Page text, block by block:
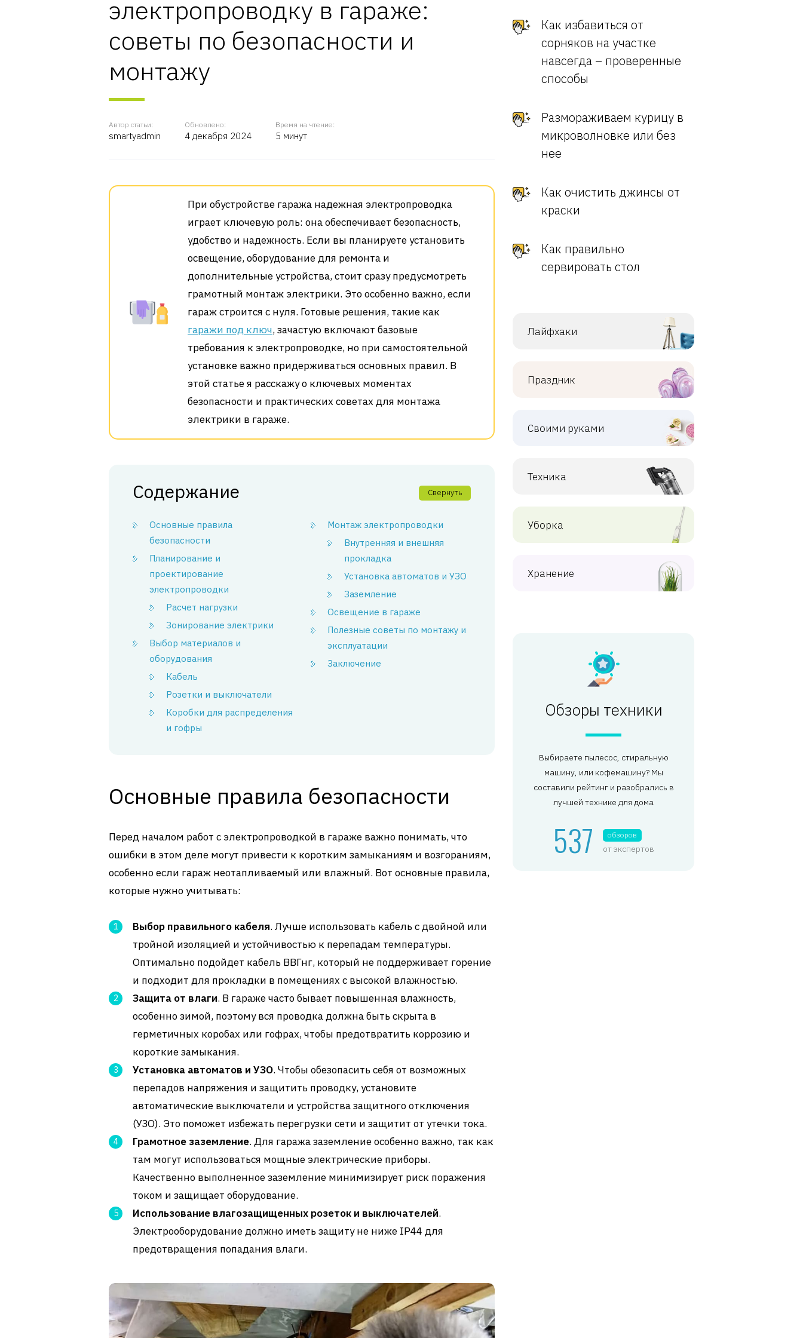
электропроводку в гараже:
советы по безопасности и
монтажу
Автор статьи:
smartyadmin
Обновлено:
4 декабря 2024
Время на чтение:
5 минут
При обустройстве гаража надежная электропроводка
играет ключевую роль: она обеспечивает безопасность,
удобство и надежность. Если вы планируете установить
освещение, оборудование для ремонта и
дополнительные устройства, стоит сразу предусмотреть
грамотный монтаж электрики. Это особенно важно, если
гараж строится с нуля. Готовые решения, такие как
гаражи под ключ, зачастую включают базовые
требования к электропроводке, но при самостоятельной
установке важно придерживаться основных правил. В
этой статье я расскажу о ключевых моментах
безопасности и практических советах для монтажа
электрики в гараже.
Содержание Свернуть
Основные правила
безопасности
Планирование и
проектирование
электропроводки
Расчет нагрузки
Зонирование электрики
Выбор материалов и
оборудования
Кабель
Розетки и выключатели
Коробки для распределения
и гофры
Монтаж электропроводки
Внутренняя и внешняя
прокладка
Установка автоматов и УЗО
Заземление
Освещение в гараже
Полезные советы по монтажу и
эксплуатации
Заключение
Основные правила безопасности
Перед началом работ с электропроводкой в гараже важно понимать, что
ошибки в этом деле могут привести к коротким замыканиям и возгораниям,
особенно если гараж неотапливаемый или влажный. Вот основные правила,
которые нужно учитывать:
Выбор правильного кабеля. Лучше использовать кабель с двойной или
тройной изоляцией и устойчивостью к перепадам температуры.
Оптимально подойдет кабель ВВГнг, который не поддерживает горение
и подходит для прокладки в помещениях с высокой влажностью.
Защита от влаги. В гараже часто бывает повышенная влажность,
особенно зимой, поэтому вся проводка должна быть скрыта в
герметичных коробах или гофрах, чтобы предотвратить коррозию и
короткие замыкания.
Установка автоматов и УЗО. Чтобы обезопасить себя от возможных
перепадов напряжения и защитить проводку, установите
автоматические выключатели и устройства защитного отключения
(УЗО). Это поможет избежать перегрузки сети и защитит от утечки тока.
Грамотное заземление. Для гаража заземление особенно важно, так как
там могут использоваться мощные электрические приборы.
Качественно выполненное заземление минимизирует риск поражения
током и защищает оборудование.
Использование влагозащищенных розеток и выключателей.
Электрооборудование должно иметь защиту не ниже IP44 для
предотвращения попадания влаги.
Как избавиться от
сорняков на участке
навсегда – проверенные
способы
Размораживаем курицу в
микроволновке или без
нее
Как очистить джинсы от
краски
Как правильно
сервировать стол
Лайфхаки
Праздник
Своими руками
Техника
Уборка
Хранение
Обзоры техники
Выбираете пылесос, стиральную
машину, или кофемашину? Мы
составили рейтинг и разобрались в
лучшей технике для дома
537 обзоров
от экспертов